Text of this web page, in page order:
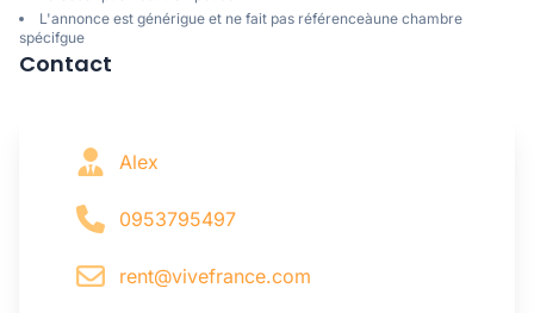
L'annonce est générigue et ne fait pas référenceàune chambre
spécifgue
Contact
Alex
0953795497
rent@vivefrance.com